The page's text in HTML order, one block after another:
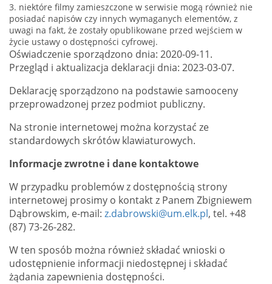
3. niektóre filmy zamieszczone w serwisie mogą również nie
posiadać napisów czy innych wymaganych elementów, z
uwagi na fakt, że zostały opublikowane przed wejściem w
życie ustawy o dostępności cyfrowej.
Oświadczenie sporządzono dnia: 2020-09-11.
Przegląd i aktualizacja deklaracji dnia: 2023-03-07.
Deklarację sporządzono na podstawie samooceny
przeprowadzonej przez podmiot publiczny.
Na stronie internetowej można korzystać ze
standardowych skrótów klawiaturowych.
Informacje zwrotne i dane kontaktowe
W przypadku problemów z dostępnością strony
internetowej prosimy o kontakt z Panem Zbigniewem
Dąbrowskim, e-mail: z.dabrowski@um.elk.pl, tel. +48
(87) 73-26-282.
W ten sposób można również składać wnioski o
udostępnienie informacji niedostępnej i składać
żądania zapewnienia dostępności.